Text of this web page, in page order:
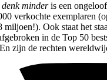
denk minderis een
verkochte exemplaren
miljoen!). Ook staat het
in de Top 50
zijn de rechten